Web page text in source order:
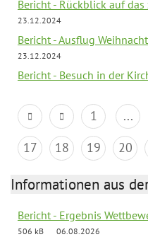
Bericht - Rückblick auf
23.12.2024
Bericht - Ausflug
23.12.2024
Bericht - Besuch in der
1 ...
17
18 19 20
Informationen aus
Bericht - Ergebnis
506 kB
06.08.2026